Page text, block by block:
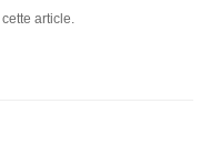
article.